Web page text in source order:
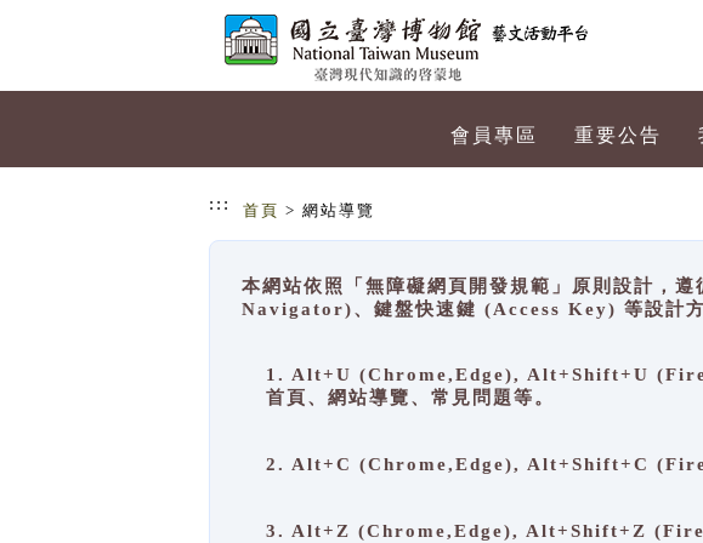
會員專區 重要公告
::: 首頁 > 網站導覽
本網站依照「無障礙網頁開發規範」原則設計，
Navigator)、鍵盤快速鍵 (Access Key) 等設計方
1. Alt+U (Chrome,Edge), Alt+Shift+U
首頁、網站導覽、常見問題等。
2. Alt+C (Chrome,Edge), Alt+Shift+C
3. Alt+Z (Chrome,Edge), Alt+Shift+Z